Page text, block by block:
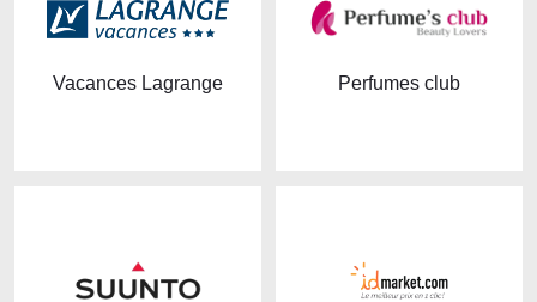
Vacances Lagrange Perfumes club